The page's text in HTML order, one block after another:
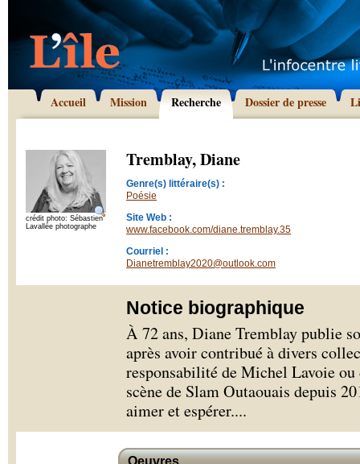
Accueil Mission Recherche Dossier de presse
crédit photo: Sébastien
Lavallée photographe
Tremblay, Diane
Genre(s) littéraire(s) :
Poésie
Site Web :
www.facebook.com/diane.tremblay.35
Courriel :
Dianetremblay2020@outlook.com
Notice biographique
À 72 ans, Diane Tremblay publie
après avoir contribué à divers
responsabilité de Michel Lavoie ou
scène de Slam Outaouais depuis
aimer et espérer....
Oeuvres